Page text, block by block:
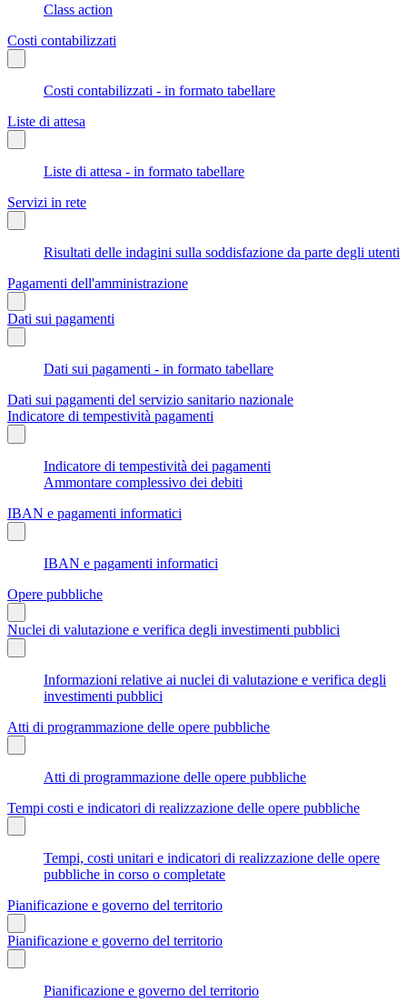
Class action
Costi contabilizzati
Costi contabilizzati - in formato tabellare
Liste di attesa
Liste di attesa - in formato tabellare
Servizi in rete
Risultati delle indagini sulla soddisfazione da parte degli utenti
Pagamenti dell'amministrazione
Dati sui pagamenti
Dati sui pagamenti - in formato tabellare
Dati sui pagamenti del servizio sanitario nazionale
Indicatore di tempestività pagamenti
Indicatore di tempestività dei pagamenti
Ammontare complessivo dei debiti
IBAN e pagamenti informatici
IBAN e pagamenti informatici
Opere pubbliche
Nuclei di valutazione e verifica degli investimenti pubblici
Informazioni relative ai nuclei di valutazione e verifica degli
investimenti pubblici
Atti di programmazione delle opere pubbliche
Atti di programmazione delle opere pubbliche
Tempi costi e indicatori di realizzazione delle opere pubbliche
Tempi, costi unitari e indicatori di realizzazione delle opere
pubbliche in corso o completate
Pianificazione e governo del territorio
Pianificazione e governo del territorio
Pianificazione e governo del territorio